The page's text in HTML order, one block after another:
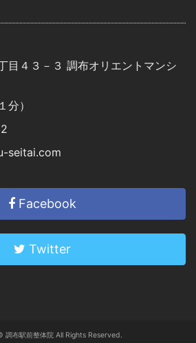
目４３－３ 調布オリエントマンシ
）
seitai.com
Facebook
Twitter
布駅前整体院 All Rights Reserved.